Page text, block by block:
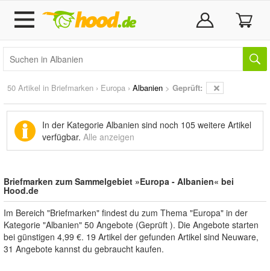
50 Artikel in Briefmarken › Europa › Albanien > Geprüft:
In der Kategorie Albanien sind noch 105 weitere Artikel
verfügbar. Alle anzeigen
Briefmarken zum Sammelgebiet »Europa - Albanien« bei
Hood.de
Im Bereich "Briefmarken" findest du zum Thema "Europa" in der
Kategorie "Albanien" 50 Angebote (Geprüft ). Die Angebote starten
bei günstigen 4,99 €. 19 Artikel der gefunden Artikel sind Neuware,
31 Angebote kannst du gebraucht kaufen.